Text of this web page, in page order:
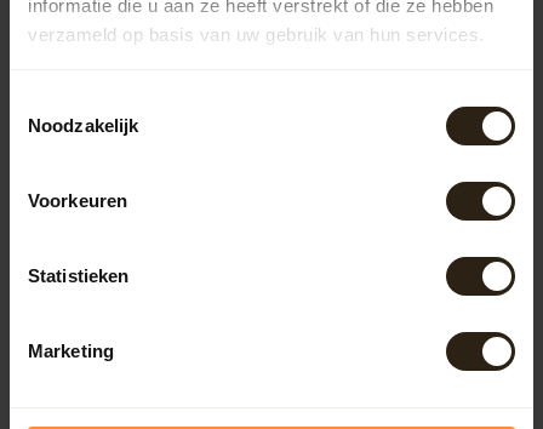
informatie die u aan ze heeft verstrekt of die ze hebben
verzameld op basis van uw gebruik van hun services.
Noodzakelijk
Voorkeuren
Statistieken
Marketing
Outdoor